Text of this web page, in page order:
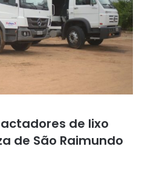
de lixo
de São Raimundo